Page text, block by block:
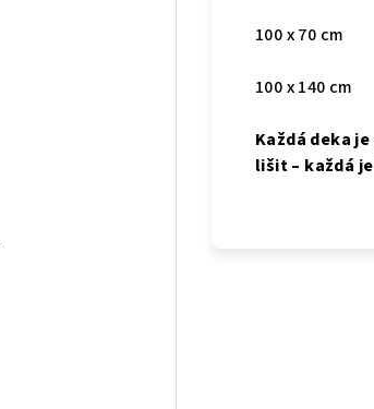
100 x 70 cm
100 x 140 cm
Každá deka
lišit – každá